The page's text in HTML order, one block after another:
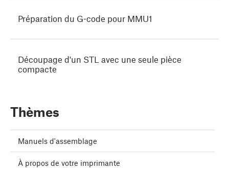
Préparation du G-code pour MMU1
Découpage d'un STL avec une seule pièce
compacte
Thèmes
Manuels d'assemblage
À propos de votre imprimante